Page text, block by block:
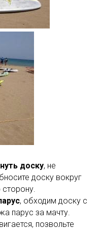
доску, не
доску вокруг
, обходим доску с
парус за мачту.
позвольте